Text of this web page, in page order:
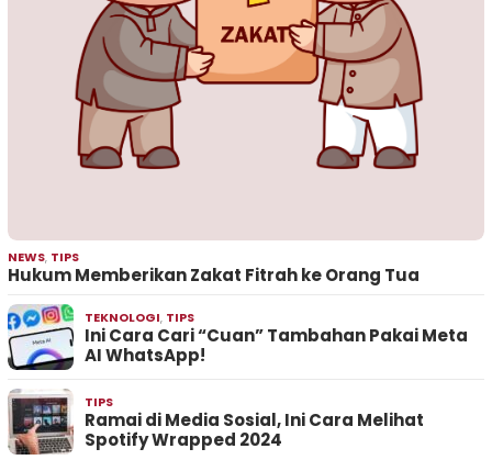
NEWS, TIPS
Hukum Memberikan Zakat Fitrah ke Orang Tua
TEKNOLOGI, TIPS
Ini Cara Cari “Cuan” Tambahan Pakai Meta
AI WhatsApp!
TIPS
Ramai di Media Sosial, Ini Cara Melihat
Spotify Wrapped 2024